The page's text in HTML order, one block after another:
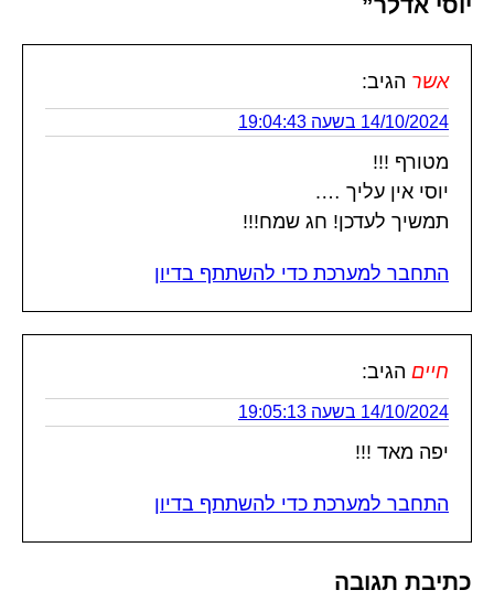
אשר הגיב:
14/10/2024 בשעה 19:04:43
מטורף !!!
יוסי אין עליך ….
תמשיך לעדכן! חג שמח!!!
התחבר למערכת כדי להשתתף בדיון
חיים הגיב:
14/10/2024 בשעה 19:05:13
יפה מאד !!!
התחבר למערכת כדי להשתתף בדיון
כתיבת תגובה